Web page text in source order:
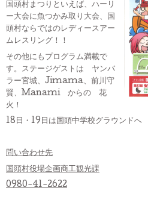
国頭村まつりといえば、ハーリ
ー大会に魚つかみ取り大会、国
頭村ならではのレディースアー
ムレスリング！！
その他にもプログラム満載で
す。ステージゲストは ヤンバ
ラー宮城、Jimama、前川守
賢、Manami からの 花
火！
18日・19日は国頭中学校グラウンドへ
問い合わせ先
国頭村役場企画商工観光課
0980-41-2622